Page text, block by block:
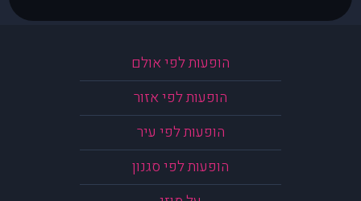
הופעות לפי אולם
הופעות לפי אזור
הופעות לפי עיר
הופעות לפי סגנון